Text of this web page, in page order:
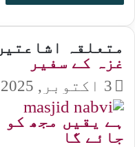
متعلقہ
غزہ کے سفیر
3 اکتوبر, 2025
ہے یقیں مجھ کو
جائے گا